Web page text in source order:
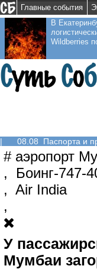
Главные события
В
Wildberries
| 08.08 Паспорта и
# аэропорт
, Боинг-747-
, Air India
,
У
Мумбаи